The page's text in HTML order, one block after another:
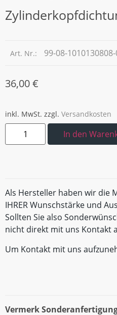
Art. Nr.: 99-08-
36,00€
inkl. MwSt. zzgl. Versandkosten
In den
Als Hersteller haben wir die
IHRER Wunschstärke und
Sollten Sie also
nicht direkt mit uns Kontakt
Um Kontakt mit uns
Vermerk